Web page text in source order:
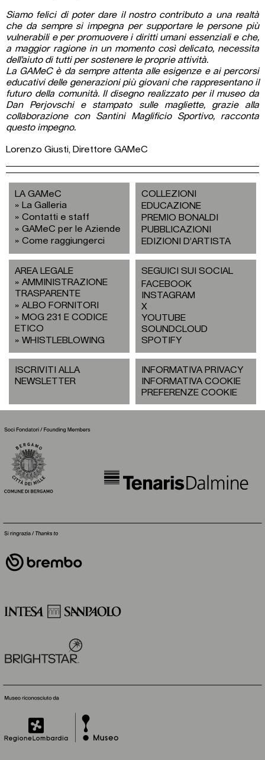
Siamo felici di poter dare il nostro contributo a una realtà
che da sempre si impegna per supportare le persone più
vulnerabili e per promuovere i diritti umani essenziali e che,
a maggior ragione in un momento così delicato, necessita
dell’aiuto di tutti per sostenere le proprie attività.
La GAMeC è da sempre attenta alle esigenze e ai percorsi
educativi delle generazioni più giovani che rappresentano il
futuro della comunità. Il disegno realizzato per il museo da
Dan Perjovschi e stampato sulle magliette, grazie alla
collaborazione con Santini Maglificio Sportivo, racconta
questo impegno.
Lorenzo Giusti, Direttore GAMeC
LA GAMeC
La Galleria
Contatti e staff
GAMeC per le Aziende
Come raggiungerci
COLLEZIONI
EDUCAZIONE
PREMIO BONALDI
PUBBLICAZIONI
EDIZIONI D’ARTISTA
AREA LEGALE
AMMINISTRAZIONE
TRASPARENTE
ALBO FORNITORI
MOG 231 E CODICE
ETICO
WHISTLEBLOWING
SEGUICI SUI SOCIAL
FACEBOOK
INSTAGRAM
X
YOUTUBE
SOUNDCLOUD
SPOTIFY
ISCRIVITI ALLA
NEWSLETTER
INFORMATIVA PRIVACY
INFORMATIVA COOKIE
PREFERENZE COOKIE